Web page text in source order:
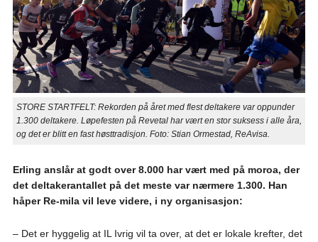
STORE STARTFELT: Rekorden på året med flest deltakere var oppunder
1.300 deltakere. Løpefesten på Revetal har vært en stor suksess i alle åra,
og det er blitt en fast høsttradisjon. Foto: Stian Ormestad, ReAvisa.
Erling anslår at godt over 8.000 har vært med på moroa, der
det deltakerantallet på det meste var nærmere 1.300. Han
håper Re-mila vil leve videre, i ny organisasjon:
– Det er hyggelig at IL Ivrig vil ta over, at det er lokale krefter, det